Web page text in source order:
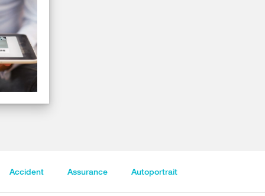
Accident Assurance Autoportrait